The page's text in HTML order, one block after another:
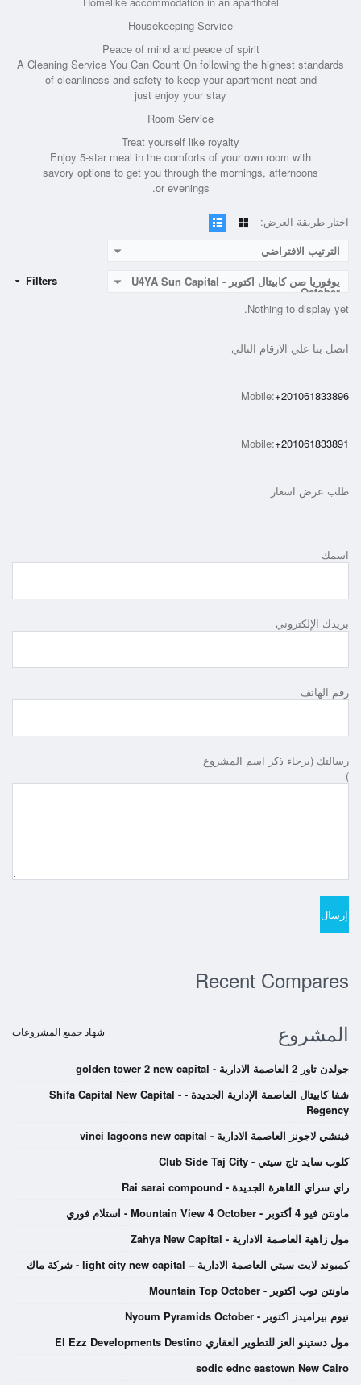
Housekeeping Service
Peace of mind and peace of spirit
A Cleaning Service You Can Count On following the highest standards
of cleanliness and safety to keep your apartment neat and
just enjoy your stay
Room Service
Treat yourself like royalty
Enjoy 5-star meal in the comforts of your own room with
savory options to get you through the mornings, afternoons
or evenings.
اختار طريقة العرض:
الترتيب الافتراضي
يوفوريا صن كابيتال اكتوبر - U4YA Sun Capital
October
Filters
Nothing to display yet.
اتصل بنا علي الارقام التالي
Mobile:+201061833896
Mobile:+201061833891
طلب عرض اسعار
اسمك
بريدك الإلكتروني
رقم الهاتف
رسالتك (برجاء ذكر اسم المشروع
)
Recent Compares
المشروع
شهاد جميع المشروعات
جولدن تاور 2 العاصمة الادارية - golden tower 2 new capital
شفا كابيتال العاصمة الإدارية الجديدة - Shifa Capital New Capital -
Regency
فينشي لاجونز العاصمة الادارية - vinci lagoons new capital
كلوب سايد تاج سيتي - Club Side Taj City
راي سراي القاهرة الجديدة - Rai sarai compound
ماونتن فيو 4 أكتوبر - Mountain View 4 October - استلام فوري
مول زاهية العاصمة الادارية - Zahya New Capital
كمبوند لايت سيتي العاصمة الادارية – light city new capital - شركة ماك
ماونتن توب اكتوبر - Mountain Top October
نيوم بيراميدز اكتوبر - Nyoum Pyramids October
مول دستينو العز للتطوير العقاري El Ezz Developments Destino
sodic ednc eastown New Cairo